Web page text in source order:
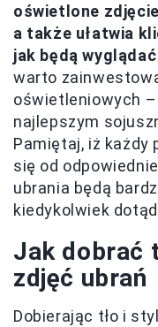
oświetlone
a także ułatwia
jak będą
warto
oświetleniowych
najlepszym
Pamiętaj, iż każdy
się od
ubrania będą
kiedykolwiek
Jak dobrać
zdjęć ubrań
Dobierając tło i